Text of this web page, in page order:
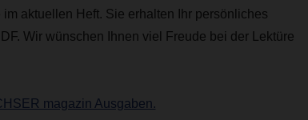
aktuellen Heft. Sie erhalten Ihr persönliches
Wir wünschen Ihnen viel Freude bei der Lektüre
magazin Ausgaben.